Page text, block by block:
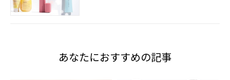
あなたにおすすめの記事